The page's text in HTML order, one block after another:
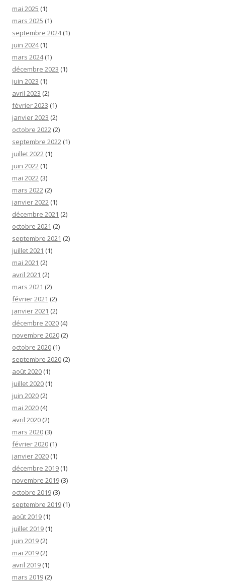
mai 2025 (1)
mars 2025 (1)
septembre 2024(1)
juin 2024(1)
mars 2024(1)
décembre 2023 (1)
juin 2023 (1)
avril 2023 (2)
février 2023 (1)
janvier 2023 (2)
octobre 2022 (2)
septembre 2022 (1)
juillet 2022 (1)
juin 2022 (1)
mai 2022 (3)
mars 2022 (2)
janvier 2022 (1)
décembre 2021 (2)
octobre 2021 (2)
septembre 2021 (2)
juillet 2021 (1)
mai 2021 (2)
avril 2021 (2)
mars 2021 (2)
février 2021 (2)
janvier 2021 (2)
décembre 2020 (4)
novembre 2020 (2)
octobre 2020 (1)
septembre 2020 (2)
août 2020 (1)
juillet 2020 (1)
juin 2020 (2)
mai 2020 (4)
avril 2020 (2)
mars 2020 (3)
février 2020 (1)
janvier 2020 (1)
décembre 2019 (1)
novembre 2019 (3)
octobre 2019 (3)
septembre 2019 (1)
août 2019 (1)
juillet 2019 (1)
juin 2019 (2)
mai 2019 (2)
avril 2019 (1)
mars 2019 (2)